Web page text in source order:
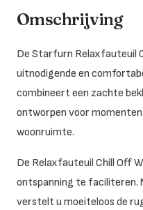
Omschrijving
De Starfurn Relaxfauteuil
uitnodigende en
combineert een zachte
ontworpen voor
woonruimte.
De Relaxfauteuil Chill Off
ontspanning te faciliteren.
verstelt u moeiteloos de